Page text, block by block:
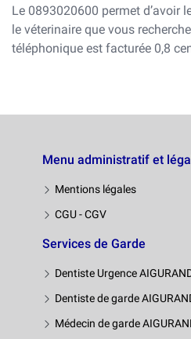
Le 0893020600 permet d’avoir
le véterinaire que vous
téléphonique est facturée 0,8
Menu administratif et
Mentions légales
CGU - CGV
Services de Garde
Dentiste Urgence
Dentiste de garde
Médecin de garde